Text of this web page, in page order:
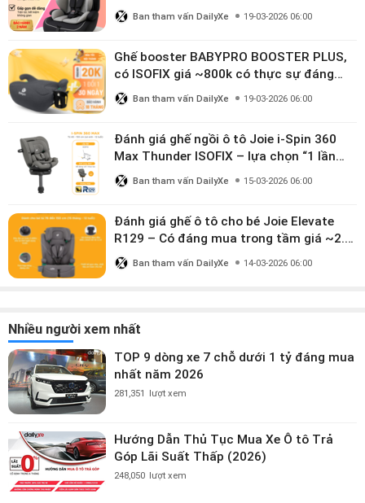
10 tuổi
Ban tham vấn DailyXe 19-03-2026 06:00
Ghế booster BABYPRO BOOSTER PLUS,
có ISOFIX giá ~800k có thực sự đáng
mua?
Ban tham vấn DailyXe 19-03-2026 06:00
Đánh giá ghế ngồi ô tô Joie i-Spin 360
Max Thunder ISOFIX – lựa chọn “1 lần
dùng đến 12 năm” có đáng giá gần 9
triệu?
Ban tham vấn DailyXe 15-03-2026 06:00
Đánh giá ghế ô tô cho bé Joie Elevate
R129 – Có đáng mua trong tầm giá ~2.8
triệu?
Ban tham vấn DailyXe 14-03-2026 06:00
Nhiều người xem nhất
TOP 9 dòng xe 7 chỗ dưới 1 tỷ đáng mua
nhất năm 2026
281,351 lượt xem
Hướng Dẫn Thủ Tục Mua Xe Ô tô Trả
Góp Lãi Suất Thấp (2026)
248,050 lượt xem